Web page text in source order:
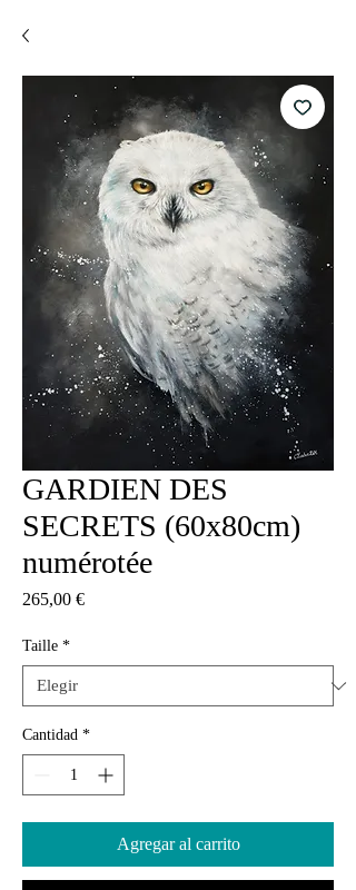
GARDIEN DES
SECRETS (60x80cm)
numérotée
265,00 €Precio
Taille *
Cantidad *
Agregar al carrito